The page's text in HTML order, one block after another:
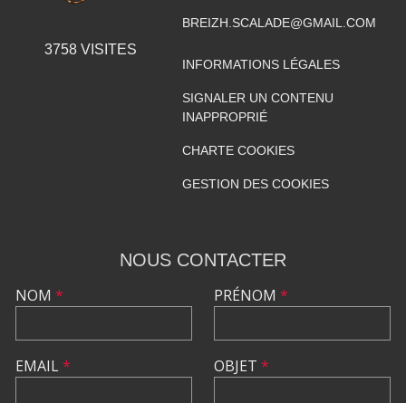
3758 VISITES
BREIZH.SCALADE@GMAIL.COM
INFORMATIONS LÉGALES
SIGNALER UN CONTENU
INAPPROPRIÉ
CHARTE COOKIES
GESTION DES COOKIES
NOUS CONTACTER
NOM *
EMAIL*
PRÉNOM *
OBJET *